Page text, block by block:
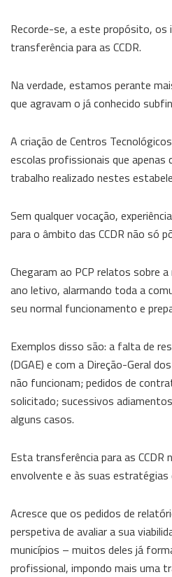
Recorde-se, a este propósito, os
transferência para as CCDR.
Na verdade, estamos perante
que agravam o já conhecido
A criação de Centros
escolas profissionais que apenas
trabalho realizado nestes
Sem qualquer vocação,
para o âmbito das CCDR não só
Chegaram ao PCP relatos sobre
ano letivo, alarmando toda a
seu normal funcionamento e
Exemplos disso são: a falta de
(DGAE) e com a Direção-Geral
não funcionam; pedidos de
solicitado; sucessivos
alguns casos.
Esta transferência para as
envolvente e às suas
Acresce que os pedidos de
perspetiva de avaliar a sua
municípios – muitos deles já
profissional, impondo mais uma